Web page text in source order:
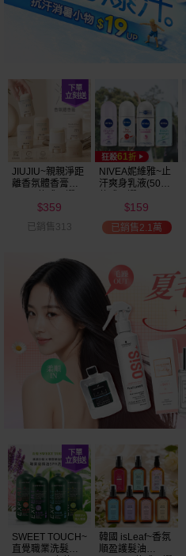
越多越
便宜
JIUJIU~親親淨距
離香氛體香膏
$359
已銷售313
NIVEA妮維雅~止
汗爽身乳液(50ml)
$159
已銷售2.1萬
SWEET TOUCH~
直覺職業洗髮精
韓國 isLeaf~香氛
順盈護髮油